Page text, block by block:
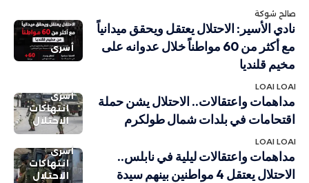
صالح شوكة
أسرى
نادي الأسير: الاحتلال يعتقل ويحقق ميدانياً
مع أكثر من 60 مواطناً خلال عدوانه على
مخيم قلنديا
LOAI LOAI
أسرى
انتهاكات
الاحتلال
مداهمات واعتقالات.. الاحتلال يشن حملة
اقتحامات في بلدات شمال طولكرم
LOAI LOAI
أسرى
انتهاكات
الاحتلال
مداهمات واعتقالات ليلية في نابلس..
الاحتلال يعتقل 4 مواطنين بينهم سيدة